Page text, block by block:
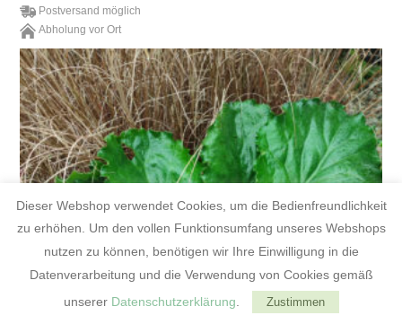
Postversand möglich
Abholung vor Ort
Dieser Webshop verwendet Cookies, um die Bedienfreundlichkeit
zu erhöhen. Um den vollen Funktionsumfang unseres Webshops
nutzen zu können, benötigen wir Ihre Einwilligung in die
Datenverarbeitung und die Verwendung von Cookies gemäß
unserer Datenschutzerklärung Zustimmen